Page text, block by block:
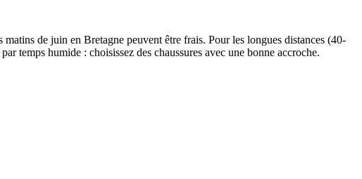
de juin en Bretagne peuvent être frais. Pour les longues distances (40-
temps humide : choisissez des chaussures avec une bonne accroche.